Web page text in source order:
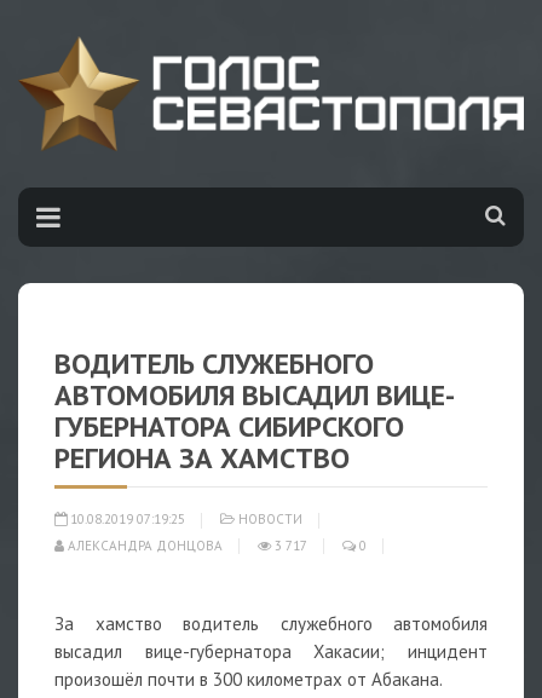
ВОДИТЕЛЬ СЛУЖЕБНОГО
АВТОМОБИЛЯ ВЫСАДИЛ ВИЦЕ-
ГУБЕРНАТОРА СИБИРСКОГО
РЕГИОНА ЗА ХАМСТВО
10.08.2019 07:19:25
НОВОСТИ
АЛЕКСАНДРА ДОНЦОВА
3 717 0
За хамство водитель служебного автомобиля
высадил вице-губернатора Хакасии; инцидент
произошёл почти в 300 километрах от Абакана.